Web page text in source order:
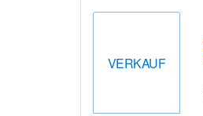
VERKAUF